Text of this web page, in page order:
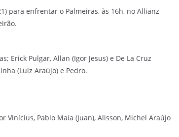
para enfrentar o Palmeiras, às 16h, no Allianz
Erick Pulgar, Allan (Igor Jesus) e De La Cruz
(Luiz Araújo) e Pedro.
Vinícius, Pablo Maia (Juan), Alisson, Michel Araújo